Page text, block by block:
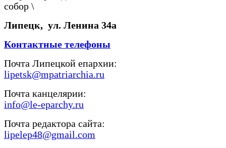
Липецк, ул. Ленина 34а
Контактные телефоны
Почта Липецкой епархии:
lipetsk@mpatriarchia.ru
Почта канцелярии:
info@le-eparchy.ru
Почта редактора сайта:
lipelep48@gmail.com